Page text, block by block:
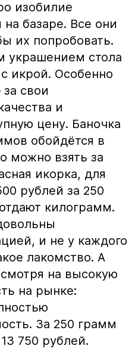
изобилие
базаре. Все они
их попробовать.
украшением стола
икрой. Особенно
свои
и
цену. Баночка
обойдётся в
можно взять за
икорка, для
рублей за 250
килограмм.
и не у каждого
лакомство. А
на высокую
на рынке:
За 250 грамм
750 рублей.